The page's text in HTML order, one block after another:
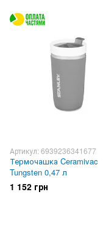
Артикул: 6939236341677
Термочашка Ceramivac
Tungsten 0,47 л
1 152 грн